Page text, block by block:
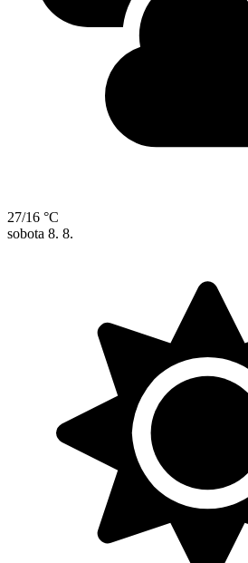
27/16 °C
sobota 8. 8.